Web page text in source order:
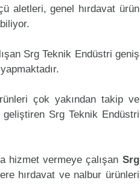
aletleri, genel hırdavat ürün
Srg Teknik Endüstri geniş
çok yakından takip ve
Srg Teknik Endüstri
hizmet vermeye çalışan Srg
hırdavat ve nalbur ürünleri